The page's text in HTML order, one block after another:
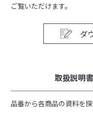
ご覧いただけます。
ダ
取扱説明
品番から各商品の資料を探